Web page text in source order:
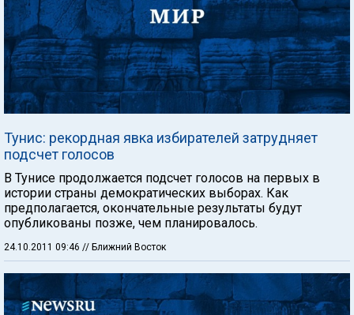
Тунис: рекордная явка избирателей затрудняет
подсчет голосов
В Тунисе продолжается подсчет голосов на первых в
истории страны демократических выборах. Как
предполагается, окончательные результаты будут
опубликованы позже, чем планировалось.
24.10.2011 09:46 // Ближний Восток